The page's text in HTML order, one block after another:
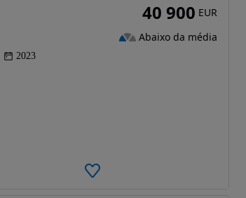
2023
40 900 EUR
Abaixo da média